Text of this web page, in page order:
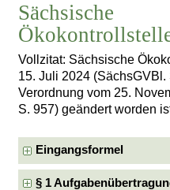
Sächsische
Vollzitat: Sächsische
15. Juli 2024
Verordnung vom 25.
S. 957) geändert worden
Eingangsformel
§ 1